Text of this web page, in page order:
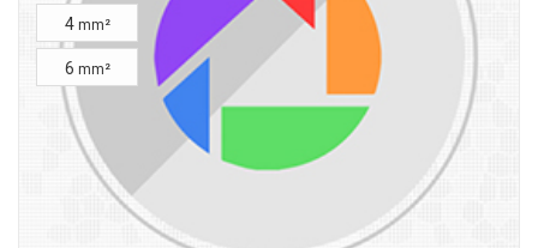
4 mm²
6 mm²